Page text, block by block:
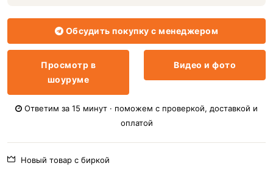
Обсудить покупку с менеджером
Просмотр в
шоуруме
Видео и фото
Ответим за 15 минут · поможем с проверкой, доставкой и
оплатой
Новый товар с биркой